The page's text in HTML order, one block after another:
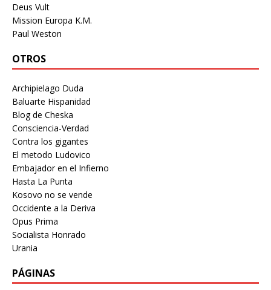
Deus Vult
Mission Europa K.M.
Paul Weston
OTROS
Archipielago Duda
Baluarte Hispanidad
Blog de Cheska
Consciencia-Verdad
Contra los gigantes
El metodo Ludovico
Embajador en el Infierno
Hasta La Punta
Kosovo no se vende
Occidente a la Deriva
Opus Prima
Socialista Honrado
Urania
PÁGINAS